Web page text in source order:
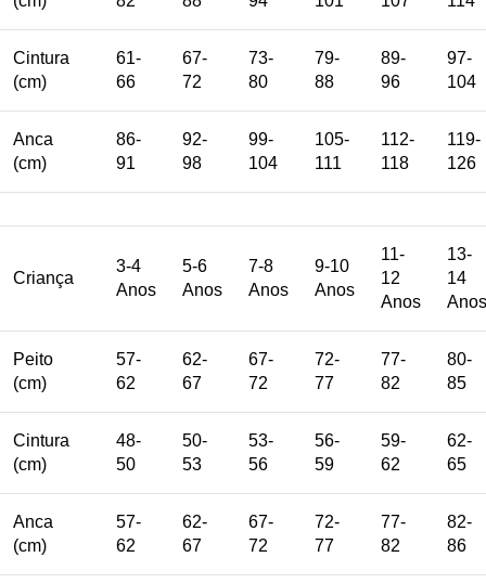
Cintura
(cm)
61-
66
67-
72
73-
80
79-
88
89-
96
97-
104
Anca
(cm)
86-
91
92-
98
99-
104
105-
111
112-
118
119-
126
Criança
3-4
Anos
5-6
Anos
7-8
Anos
9-10
Anos
11-
12
Anos
13-
14
Anos
Peito
(cm)
57-
62
62-
67
67-
72
72-
77
77-
82
80-
85
Cintura
(cm)
48-
50
50-
53
53-
56
56-
59
59-
62
62-
65
Anca
(cm)
57-
62
62-
67
67-
72
72-
77
77-
82
82-
86